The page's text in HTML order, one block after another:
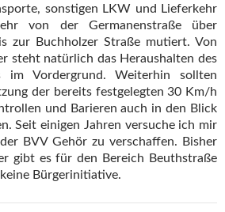
sonstigen LKW und Lieferkehr
von der Germanenstraße über
zur Buchholzer Straße mutiert. Von
steht natürlich das Heraushalten des
im Vordergrund. Weiterhin sollten
der bereits festgelegten 30 Km/h
und Barieren auch in den Blick
Seit einigen Jahren versuche ich mir
BVV Gehör zu verschaffen. Bisher
gibt es für den Bereich Beuthstraße
Bürgerinitiative.